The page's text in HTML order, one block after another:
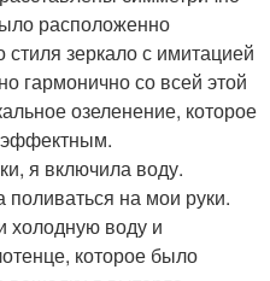
расположенно
зеркало с имитацией
гармонично со всей этой
озеленение, которое
я включила воду.
на мои руки.
холодную воду и
которое было